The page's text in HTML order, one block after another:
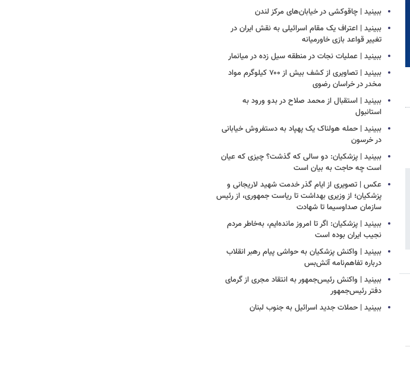
ببینید | چاقوکشی در خیابان‌های مرکز لندن
ببینید | اعتراف یک مقام اسرائیلی به نقش ایران در
تغییر قواعد بازی خاورمیانه
ببینید | عملیات نجات در منطقه سیل زده در میانمار
ببینید | تصاویری از کشف بیش از ۷۰۰ کیلوگرم مواد
مخدر در خراسان رضوی
ببینید | استقبال از محمد صلاح در بدو ورود به
استانبول
ببینید | حمله هولناک یک پهپاد به دستفروش خیابانی
در خرسون
ببینید | پزشکیان: دو سالی که گذشت؟ چیزی که عیان
است چه حاجت به بیان است
عکس | تصویری از ایام گذر خدمت شهید لاریجانی و
پزشکیان؛ از وزیری بهداشت تا ریاست جمهوری، از رئیس
سازمان صداوسیما تا شهادت
ببینید | پزشکیان: اگر تا امروز مانده‌ایم، به‌خاطر مردم
نجیب ایران بوده است
ببینید | واکنش پزشکیان به حواشی پیام رهبر انقلاب
درباره تفاهم‌نامه آتش‌بس
ببینید | واکنش رئیس‌جمهور به انتقاد مجری از گرمای
دفتر رئیس‌جمهور
ببینید | حملات جدید اسرائیل به جنوب لبنان